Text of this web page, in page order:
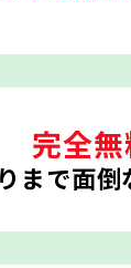
完全無
まで面倒